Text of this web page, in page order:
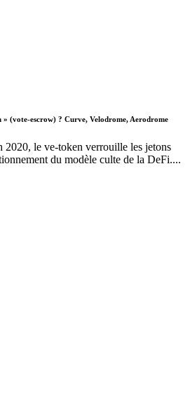
» (vote-escrow) ? Curve, Velodrome, Aerodrome
2020, le ve-token verrouille les jetons
du modèle culte de la DeFi....